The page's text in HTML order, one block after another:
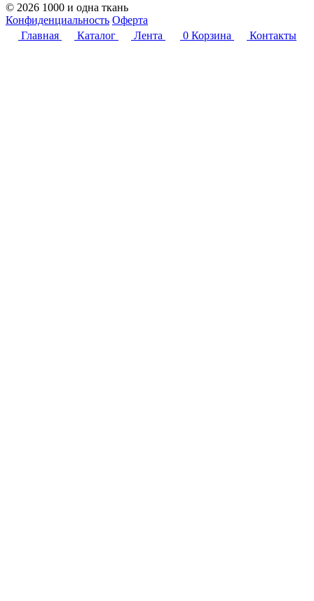
© 2026 1000 и одна ткань
Конфиденциальность Оферта
Главная
Каталог Лента 0 Корзина Контакты